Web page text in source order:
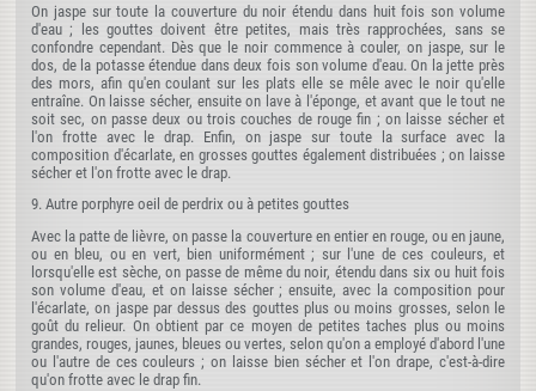
On jaspe sur toute la couverture du noir étendu dans huit fois son volume
d'eau ; les gouttes doivent être petites, mais très rapprochées, sans se
confondre cependant. Dès que le noir commence à couler, on jaspe, sur le
dos, de la potasse étendue dans deux fois son volume d'eau. On la jette près
des mors, afin qu'en coulant sur les plats elle se mêle avec le noir qu'elle
entraîne. On laisse sécher, ensuite on lave à l'éponge, et avant que le tout ne
soit sec, on passe deux ou trois couches de rouge fin ; on laisse sécher et
l'on frotte avec le drap. Enfin, on jaspe sur toute la surface avec la
composition d'écarlate, en grosses gouttes également distribuées ; on laisse
sécher et l'on frotte avec le drap.
9. Autre porphyre oeil de perdrix ou à petites gouttes
Avec la patte de lièvre, on passe la couverture en entier en rouge, ou en jaune,
ou en bleu, ou en vert, bien uniformément ; sur l'une de ces couleurs, et
lorsqu'elle est sèche, on passe de même du noir, étendu dans six ou huit fois
son volume d'eau, et on laisse sécher ; ensuite, avec la composition pour
l'écarlate, on jaspe par dessus des gouttes plus ou moins grosses, selon le
goût du relieur. On obtient par ce moyen de petites taches plus ou moins
grandes, rouges, jaunes, bleues ou vertes, selon qu'on a employé d'abord l'une
ou l'autre de ces couleurs ; on laisse bien sécher et l'on drape, c'est-à-dire
qu'on frotte avec le drap fin.